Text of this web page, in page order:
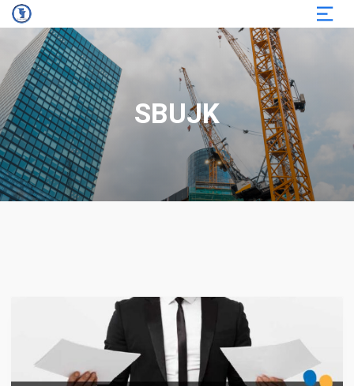
SBUJK